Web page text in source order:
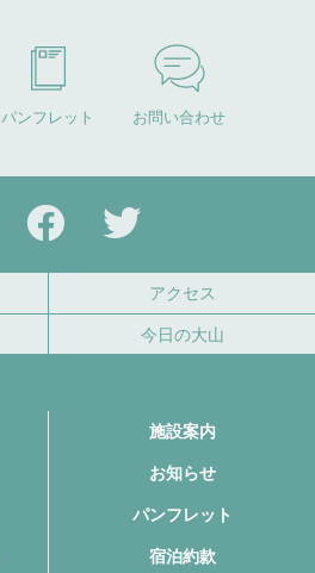
パンフレット お問い合わせ
アクセス
今日の大山
施設案内
お知らせ
パンフレット
宿泊約款